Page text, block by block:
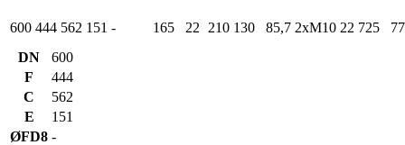
600 444 562 151 - 165 22 210 130 85,7 2xM10 22 725
DN
600
F
444
C
562
E
151
ØFD8 -